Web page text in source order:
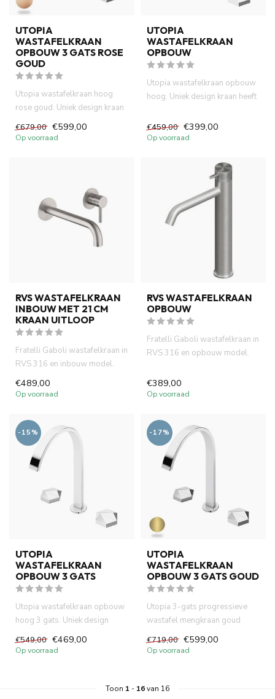
UTOPIA
WASTAFELKRAAN
OPBOUW 3 GATS ROSE
GOUD
Utopia wastafelkraan hoog
rose goud. Uniek design kraan
heeft progressive cont...
€679,00 €599,00
Op voorraad
UTOPIA
WASTAFELKRAAN
OPBOUW
Utopia wastafelkraan opbouw
hoog. Uniek design kraan heeft
€459,00 €399,00
Op voorraad
RVS WASTAFELKRAAN
INBOUW MET 21 CM
KRAAN UITLOOP
Fratelli Gaboli wastafelkraan in
RVS 316 en inbouw model.
Italiaans design, duur...
€489,00
Op voorraad
RVS WASTAFELKRAAN
OPBOUW
Fratelli Gaboli wastafelkraan in
RVS 316 en opbouw model.
€389,00
Op voorraad
-15%
UTOPIA
WASTAFELKRAAN
OPBOUW 3 GATS
Utopia wastafelkraan opbouw
hoog 3 gats. Uniek design
kraan met progressive con...
€549,00 €469,00
Op voorraad
-17%
UTOPIA
WASTAFELKRAAN
OPBOUW 3 GATS GOUD
Utopia 3-gats progressieve
wastafel mengkraan goud
kraangat in het blad. Uniek ...
€719,00 €599,00
Op voorraad
Toon 1 - 16van 16